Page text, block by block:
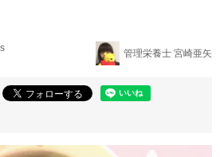
管理栄養士 宮崎亜矢